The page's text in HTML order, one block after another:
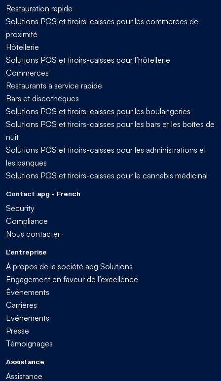
Restauration rapide
Solutions POS et tiroirs-caisses pour les commerces de
proximité
Hôtellerie
Solutions POS et tiroirs-caisses pour l’hôtellerie
Commerces
Restaurants à service rapide
Bars et discothèques
Solutions POS et tiroirs-caisses pour les boulangeries
Solutions POS et tiroirs-caisses pour les bars et les boîtes de
nuit
Solutions POS et tiroirs-caisses pour les administrations et
les banques
Solutions POS et tiroirs-caisses pour le cannabis médicinal
Contact apg - French
Security
Compliance
Nous contacter
L'entreprise
À propos de la société apg Solutions
Engagement en faveur de l’excellence
Événements
Carrières
Evénements
Presse
Témoignages
Assistance
Assistance